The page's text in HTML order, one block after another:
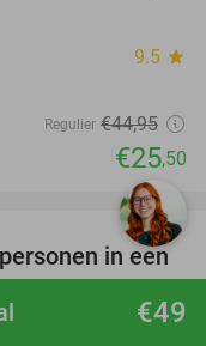
€49
9.5 star
Regulier €44,95
€25,50
36%
favorite_border
in een